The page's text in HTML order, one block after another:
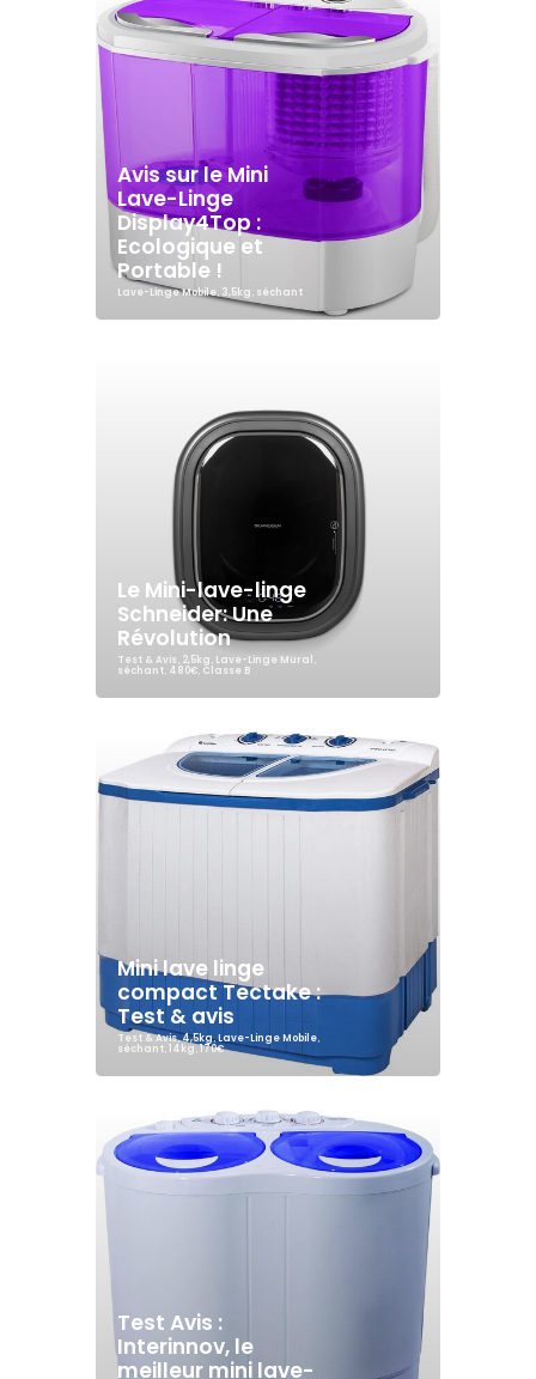
Avis sur le Mini
Lave-Linge
Display4Top :
Ecologique et
Portable !
Lave-Linge Mobile, 3,5kg , séchant
Le Mini-lave-linge
Schneider: Une
Révolution
Test & Avis , 2,5kg , Lave-Linge Mural ,
séchant, 480€, Classe B
Mini lave linge
compact Tectake :
Test & avis
Test & Avis,4,5kg,Lave-Linge Mobile,
séchant,14kg ,170€
Test Avis :
Interinnov, le
meilleur mini lave-